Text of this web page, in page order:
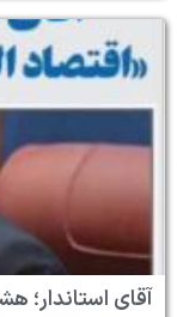
آقای استاندار؛